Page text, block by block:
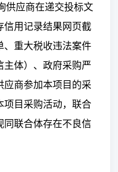
供应商在递交投标文
信用记录结果网页截
、重大税收违法案件
主体） 、政府采购严
应商参加本项目的采
项目采购活动，联合
同联合体存在不良信